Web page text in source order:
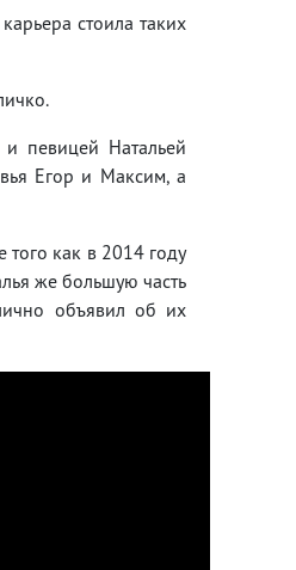
стоила таких
певицей Натальей
Егор и Максим, а
того как в 2014 году
же большую часть
объявил об их